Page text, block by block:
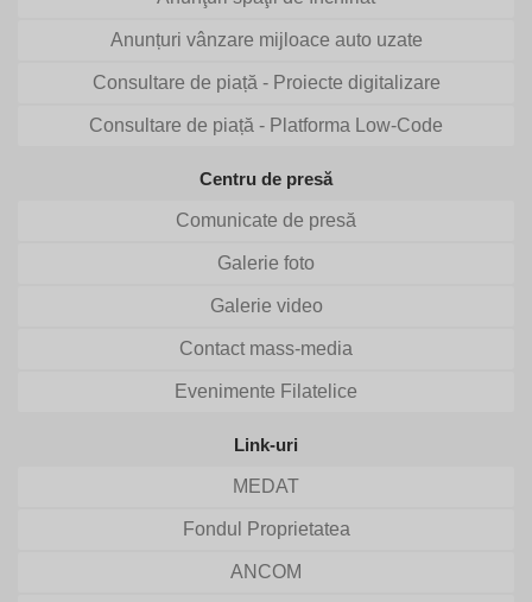
Anunțuri vânzare mijloace auto uzate
Consultare de piață - Proiecte digitalizare
Consultare de piață - Platforma Low-Code
Centru de presă
Comunicate de presă
Galerie foto
Galerie video
Contact mass-media
Evenimente Filatelice
Link-uri
MEDAT
Fondul Proprietatea
ANCOM